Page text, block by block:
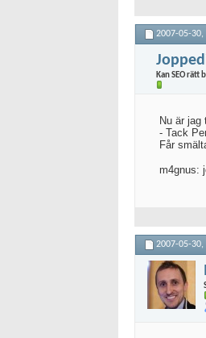
2007-05-30,
Kan SEO rätt
Nu är
- Tack
Får
m4gnus:
2007-05-30,